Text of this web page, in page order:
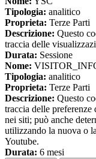
Tipologia: analitico
Proprieta: Terze Parti
Descrizione: Questo
traccia delle
Durata: Sessione
Nome:
Tipologia: analitico
Proprieta: Terze Parti
Descrizione: Questo
traccia delle
nei siti; può anche
utilizzando la nuova o
Youtube.
Durata: 6 mesi